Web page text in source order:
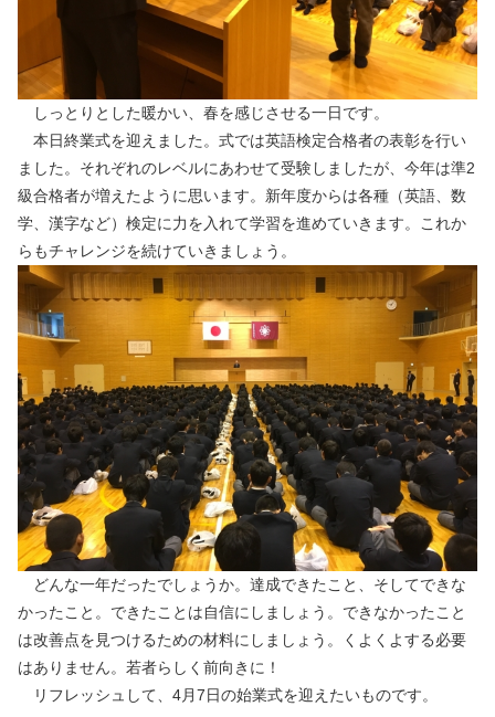
しっとりとした暖かい、春を感じさせる一日です。
本日終業式を迎えました。式では英語検定合格者の表彰を行い
ました。それぞれのレベルにあわせて受験しましたが、今年は準2
級合格者が増えたように思います。新年度からは各種（英語、数
学、漢字など）検定に力を入れて学習を進めていきます。これか
らもチャレンジを続けていきましょう。
どんな一年だったでしょうか。達成できたこと、そしてできな
かったこと。できたことは自信にしましょう。できなかったこと
は改善点を見つけるための材料にしましょう。くよくよする必要
はありません。若者らしく前向きに！
リフレッシュして、4月7日の始業式を迎えたいものです。